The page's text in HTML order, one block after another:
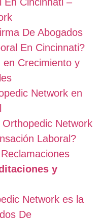
De Abogados
En Cincinnati?
en Crecimiento y
Network en
Network
Laboral?
y
Network es la
De